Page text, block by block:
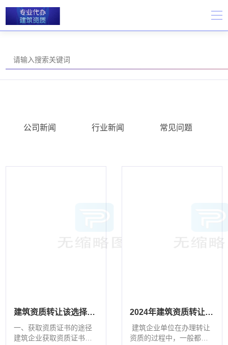
公司新闻 行业新闻 常见问题
建筑资质转让该选择哪种方式？
一、获取资质证书的途径
建筑企业获取资质证书，
2024年建筑资质转让办理流程及相关问题解答
建筑企业单位在办理转让
资质的过程中，一般都会